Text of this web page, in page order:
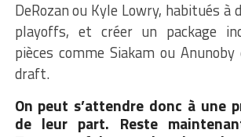
DeRozan ou Kyle Lowry, habitués à
playoffs, et créer un package
pièces comme Siakam ou
draft.
On peut s’attendre donc à une
de leur part. Reste